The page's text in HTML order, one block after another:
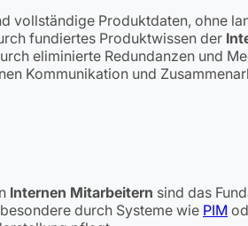
vollständige Produktdaten, ohne
fundiertes Produktwissen der
eliminierte Redundanzen und
Kommunikation und
Internen Mitarbeitern sind das
durch Systeme wie PIM